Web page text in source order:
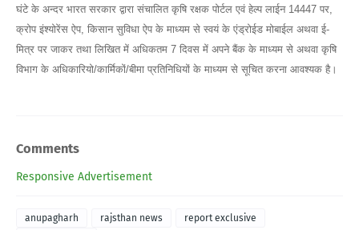
घंटे के अन्दर भारत सरकार द्वारा संचालित कृषि रक्षक पोर्टल एवं हेल्प लाईन 14447 पर,
क्रोप इंश्योरेंस ऐप, किसान सुविधा ऐप के माध्यम से स्वयं के एंड्रोईड मोबाईल अथवा ई-
मित्र पर जाकर तथा लिखित में अधिकतम 7 दिवस में अपने बैंक के माध्यम से अथवा कृषि
विभाग के अधिकारियो/कार्मिकों/बीमा प्रतिनिधियों के माध्यम से सूचित करना आवश्यक है।
Comments
Responsive Advertisement
anupagharh rajsthan news
report exclusive